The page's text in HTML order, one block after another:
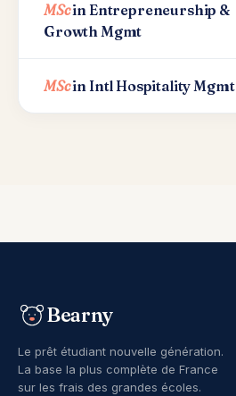
MScin Entrepreneurship &
Growth Mgmt
MScin Intl Hospitality Mgmt
Bearny
Le prêt étudiant nouvelle génération.
La base la plus complète de France
sur les frais des grandes écoles.